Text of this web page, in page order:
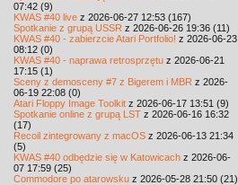
07:42 (9)
KWAS #40 live z 2026-06-27 12:53 (167)
Spotkanie z grupą USSR z 2026-06-26 19:36 (11)
KWAS #40 - zabierzcie Atari Portfolio! z 2026-06-23
08:12 (0)
KWAS #40 - naprawa retrosprzętu z 2026-06-21
17:15 (1)
Sceny z demosceny #7 z Bigerem i MBR z 2026-
06-19 22:08 (0)
Atari Floppy Image Toolkit z 2026-06-17 13:51 (9)
Spotkanie online z grupą LST z 2026-06-16 16:32
(17)
Recoil zintegrowany z macOS z 2026-06-13 21:34
(5)
KWAS #40 odbędzie się w Katowicach z 2026-06-
07 17:59 (25)
Commodore po atarowsku z 2026-05-28 21:50 (21)